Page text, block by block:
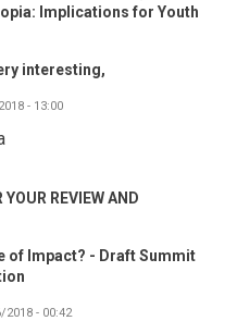
Implications for Youth
interesting,
- 13:00
REVIEW AND
of Impact? - Draft Summit
- 00:42